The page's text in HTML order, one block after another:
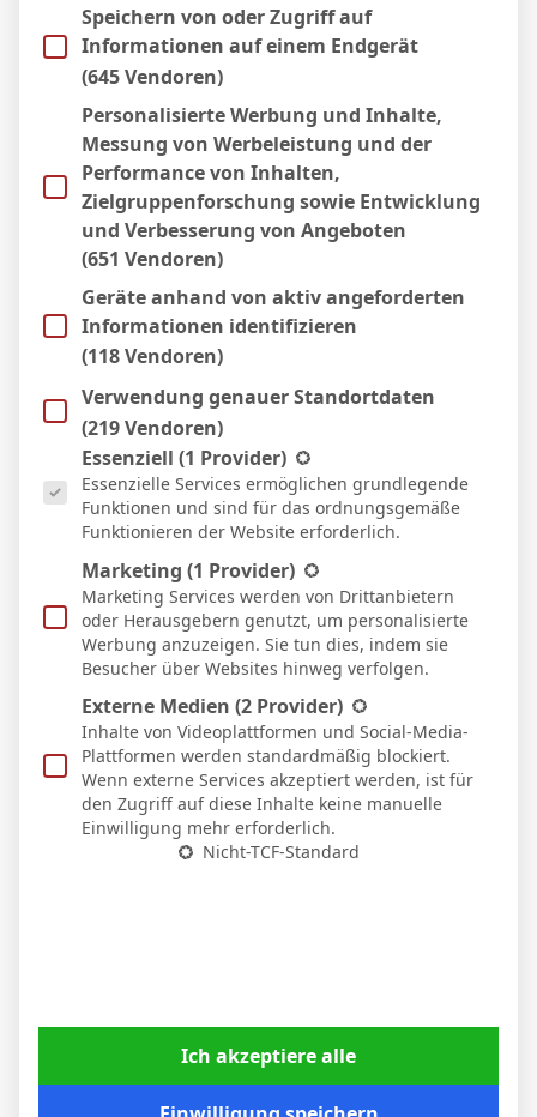
BVB – Netradio: Das Webradio von Borussia
Dortmund live
7. Mai 2026
Nico Schlotterbeck nach dem Sieg in Stuttgart:
„Der VfB drückte uns hinten rein“
6. April 2026
Borussia Dortmund gewinnt auch beim VfB
Stuttgart: BVB setzt sich 2:0 durch
Im Folgenden finden Sie eine Liste der Zwecke des IAB
Speichern von oder Zugriff auf
Informationen auf einem Endgerät
(645 Vendoren)
Personalisierte Werbung und Inhalte,
Messung von Werbeleistung und der
Performance von Inhalten,
Zielgruppenforschung sowie Entwicklung
und Verbesserung von Angeboten
(651 Vendoren)
Geräte anhand von aktiv angeforderten
Informationen identifizieren
(118 Vendoren)
Verwendung genauer Standortdaten
(219 Vendoren)
Es folgt eine Liste der Service-Gruppen, für die eine
Essenziell (1 Provider)
Essenzielle Services ermöglichen grundlegende
Funktionen und sind für das ordnungsgemäße
Funktionieren der Website erforderlich.
Marketing (1 Provider)
Marketing Services werden von Drittanbietern
oder Herausgebern genutzt, um personalisierte
Werbung anzuzeigen. Sie tun dies, indem sie
Besucher über Websites hinweg verfolgen.
Externe Medien (2 Provider)
Inhalte von Videoplattformen und Social-Media-
Plattformen werden standardmäßig blockiert.
Wenn externe Services akzeptiert werden, ist für
den Zugriff auf diese Inhalte keine manuelle
Einwilligung mehr erforderlich.
Nicht-TCF-Standard
Ich akzeptiere alle